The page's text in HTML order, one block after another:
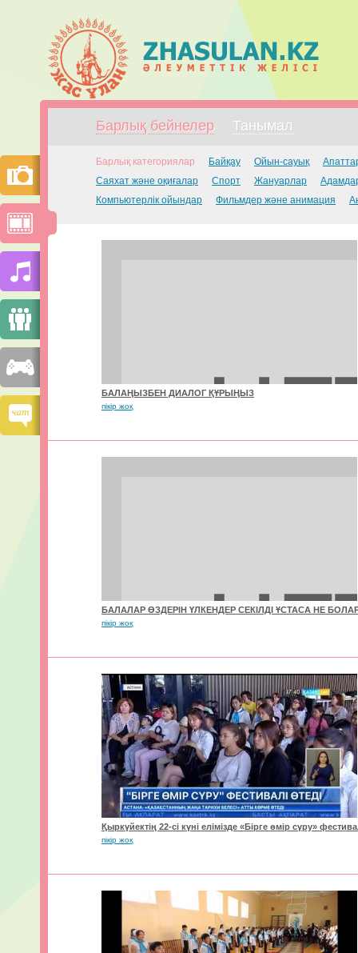
Барлық бейнелер Танымал
Барлық категориялар Байқау Ойын-сауық
Саяхат және оқиғалар
Спорт Жануарлар
Компьютерлік ойындар
Фильмдер және анимация
БАЛАҢЫЗБЕН ДИАЛОГ ҚҰРЫҢЫЗ
пікір жоқ
БАЛАЛАР ӨЗДЕРІН ҮЛКЕНДЕР СЕКІЛДІ ҰСТАСА НЕ
пікір жоқ
Қыркүйектің 22-сі күні елімізде «Бірге өмір сүру»
пікір жоқ